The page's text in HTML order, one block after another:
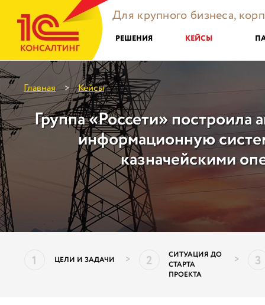
Для крупного бизнеса,
РЕШЕНИЯ КЕЙСЫ
Главная > Кейсы
Группа «Россети» построила
информационную
казначейскими
1 ЦЕЛИ И ЗАДАЧИ > 2
СИТУАЦИЯ ДО
СТАРТА
ПРОЕКТА
> 3